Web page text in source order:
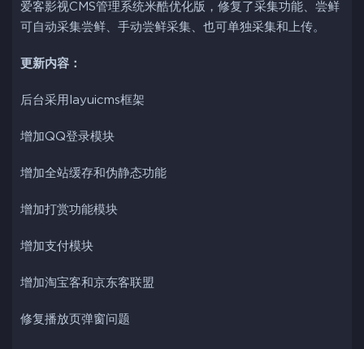
爱客影视CMS管理系统米酷优化版，修复了采集功能、尝鲜
可自动采集尝鲜、手动尝鲜采集、也可单独采集和上传。
更新内容：
后台采用layuicms框架
增加QQ登录模块
增加全站缓存和伪静态功能
增加打赏功能模块
增加支付模块
增加淘宝客和京东客联盟
修复播放页弹窗问题